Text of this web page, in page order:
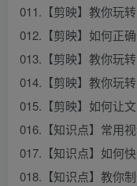
011.【剪映】教你玩
012.【剪映】如何正
013.【剪映】教你玩
014.【剪映】教你玩
015.【剪映】如何让
016.【知识点】常用
017.【知识点】如何
018.【知识点】教你